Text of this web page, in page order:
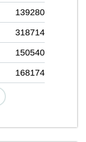
139280
318714
150540
168174